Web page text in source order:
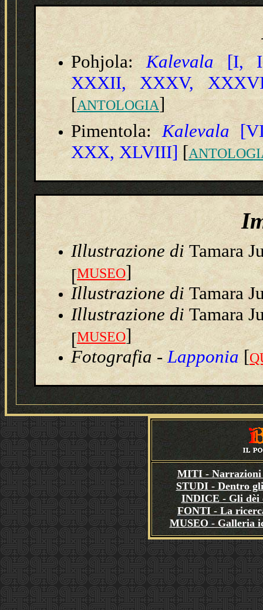
Pohjola:Kalevala[I, II,
XXXII, XXXV,
[ANTOLOGIA]
Pimentola:Kalevala
XXX, XLVIII][
IllustrazionediTamara
[MUSEO]
IllustrazionediTamara
Illustrazionedi Tamara
[MUSEO]
Fotografia -Lapponia [
MITI - Narrazioni
STUDI - Dentro
INDICE - Gli dèi
FONTI - La
MUSEO - Galleria